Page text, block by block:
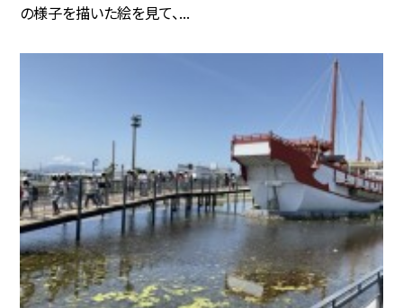
の様子を描いた絵を見て、...